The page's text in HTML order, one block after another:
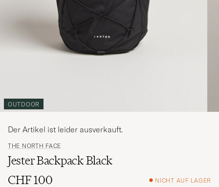
OUTDOOR
THE NORTH FACE
Jester Backpack Black
CHF 100
NICHT AUF LAGER
Der Artikel ist leider ausverkauft.